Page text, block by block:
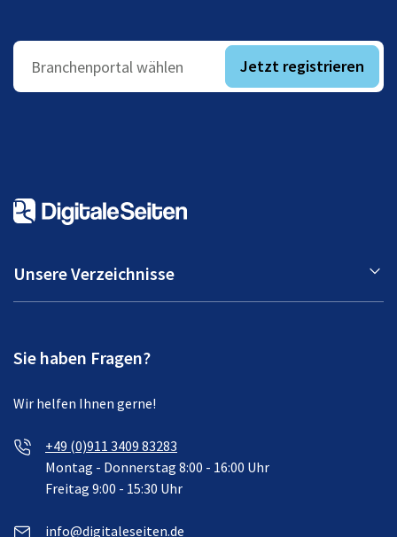
Branchenportal wählen Jetzt registrieren
Unsere Verzeichnisse
Sie haben Fragen?
Wir helfen Ihnen gerne!
+49 (0)911 3409 83283
Montag - Donnerstag 8:00 - 16:00 Uhr
Freitag 9:00 - 15:30 Uhr
info@digitaleseiten.de